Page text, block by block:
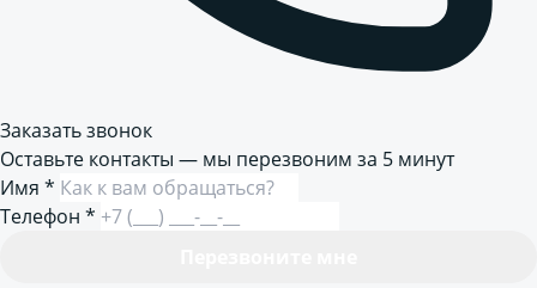
Заказать звонок
Оставьте контакты — мы перезвоним за 5 минут
Имя *
Телефон *